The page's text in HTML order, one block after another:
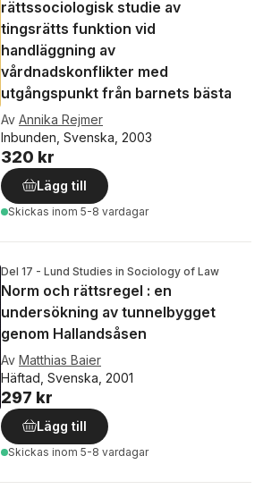
rättssociologisk studie av
tingsrätts funktion vid
handläggning av
vårdnadskonflikter med
utgångspunkt från barnets bästa
Av Annika Rejmer
Inbunden, Svenska, 2003
320 kr
Lägg till
Skickas inom 5-8 vardagar
Del 17 - Lund Studies in Sociology of Law
Norm och rättsregel : en
undersökning av tunnelbygget
genom Hallandsåsen
Av Matthias Baier
Häftad, Svenska, 2001
297 kr
Lägg till
Skickas inom 5-8 vardagar